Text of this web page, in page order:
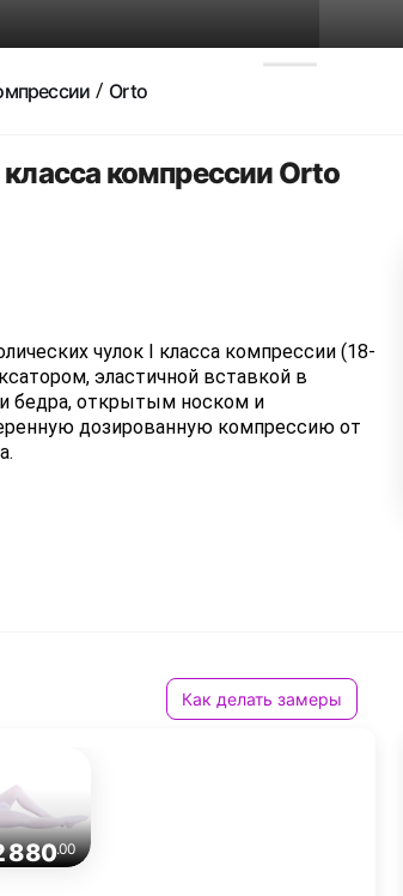
Orto
компрессии Orto
чулок I класса компрессии (18-
эластичной вставкой в
бедра, открытым носком и
дозированную компрессию от
Как делать замеры
880.00